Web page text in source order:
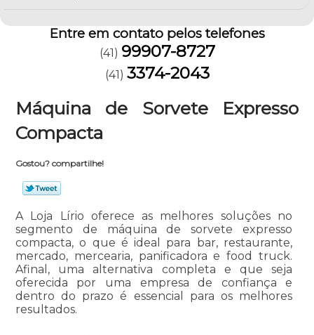
Entre em contato pelos telefones
(41) 99907-8727
(41) 3374-2043
Máquina de Sorvete Expresso
Compacta
Gostou? compartilhe!
A Loja Lírio oferece as melhores soluções no
segmento de máquina de sorvete expresso
compacta, o que é ideal para bar, restaurante,
mercado, mercearia, panificadora e food truck.
Afinal, uma alternativa completa e que seja
oferecida por uma empresa de confiança e
dentro do prazo é essencial para os melhores
resultados.